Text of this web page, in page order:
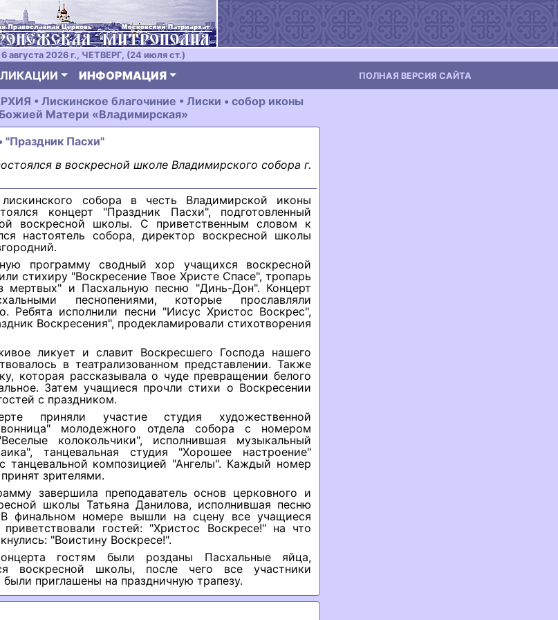
6 августа 2026 г., ЧЕТВЕРГ, (24 июля ст.)
ИНФОРМАЦИЯ ПОЛНАЯ ВЕРСИЯ САЙТА
• Лискинское благочиние • Лиски • собор иконы
Божией Матери «Владимирская»
"Праздник Пасхи"
в воскресной школе Владимирского собора г.
собора в честь Владимирской иконы
концерт "Праздник Пасхи", подготовленный
воскресной школы. С приветственным словом к
настоятель собора, директор воскресной школы
программу сводный хор учащихся воскресной
стихиру "Воскресение Твое Христе Спасе", тропарь
мертвых" и Пасхальную песню "Динь-Дон". Концерт
песнопениями, которые прославляли
Ребята исполнили песни "Иисус Христос Воскрес",
Воскресения", продекламировали стихотворения
ликует и славит Воскресшего Господа нашего
в театрализованном представлении. Также
которая рассказывала о чуде превращении белого
Затем учащиеся прочли стихи о Воскресении
с праздником.
приняли участие студия художественной
молодежного отдела собора с номером
колокольчики", исполнившая музыкальный
танцевальная студия "Хорошее настроение"
композицией "Ангелы". Каждый номер
зрителями.
завершила преподаватель основ церковного и
школы Татьяна Данилова, исполнившая песню
В финальном номере вышли на сцену все учащиеся
гостей: "Христос Воскресе!" на что
"Воистину Воскресе!".
гостям были розданы Пасхальные яйца,
воскресной школы, после чего все участники
были приглашены на праздничную трапезу.